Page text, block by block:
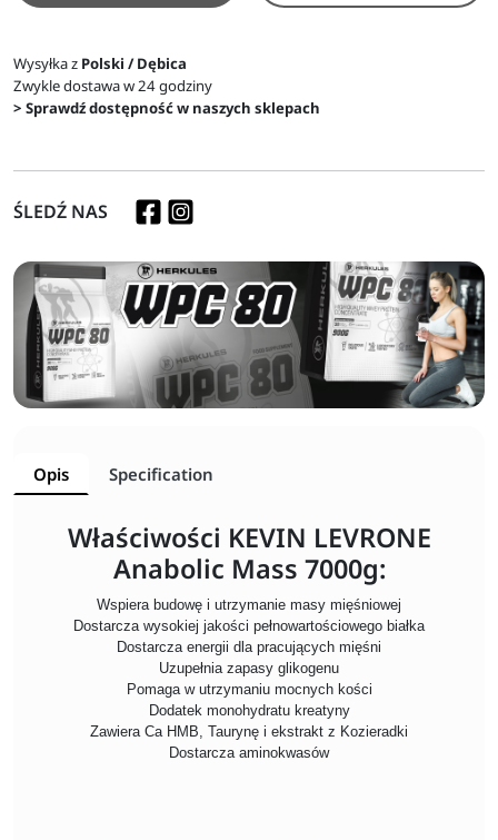
Wysyłka z Polski / Dębica
Zwykle dostawa w 24 godziny
> Sprawdź dostępność w naszych sklepach
ŚLEDŹ NAS
Opis Specification
Właściwości KEVIN LEVRONE
Anabolic Mass 7000g:
Wspiera budowę i utrzymanie masy mięśniowej
Dostarcza wysokiej jakości pełnowartościowego białka
Dostarcza energii dla pracujących mięśni
Uzupełnia zapasy glikogenu
Pomaga w utrzymaniu mocnych kości
Dodatek monohydratu kreatyny
Zawiera Ca HMB, Taurynę i ekstrakt z Kozieradki
Dostarcza aminokwasów